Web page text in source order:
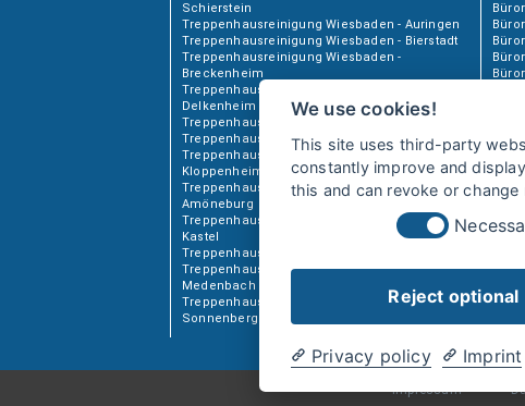
Schierstein
Treppenhausreinigung Wiesbaden - Auringen
Treppenhausreinigung Wiesbaden - Bierstadt
Treppenhausreinigung Wiesbaden -
Breckenheim
Treppenhausreinigung Wiesbaden -
Delkenheim
Treppenhausreinigung Wiesbaden - Heßloch
Treppenhausreinigung Wiesbaden - Igstadt
Treppenhausreinigung Wiesbaden -
Kloppenheim
Treppenhausreinigung Wiesbaden -
Amöneburg
Treppenhausreinigung Wiesbaden - Mainz-
Kastel
Treppenhausreinigung Wiesbaden - Kostheim
Treppenhausreinigung Wiesbaden -
Medenbach
Treppenhausreinigung Wiesbaden -
Sonnenberg
Impressum
We use cookies!
This site uses third-party
constantly improve and
this and can revoke or
Reject optional
Privacy policy Imprint